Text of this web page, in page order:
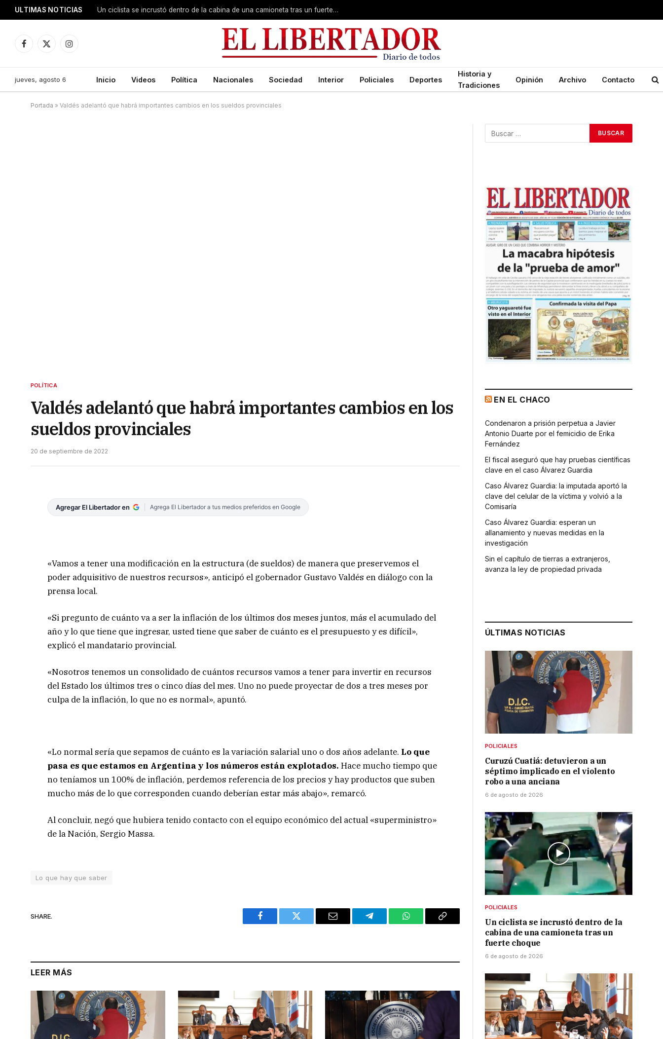
ULTIMAS NOTICIAS Un ciclista se incrustó dentro de la cabina de una camioneta tras un fuerte choque
Facebook
X
Instagram
jueves, agosto 6 Inicio Videos Política Nacionales Sociedad Interior Policiales Deportes
Historia y
Tradiciones
Opinión Archivo Contacto
Portada » Valdés adelantó que habrá importantes cambios en los sueldos provinciales
POLÍTICA
Valdés adelantó que habrá importantes cambios en los
sueldos provinciales
20 de septiembre de 2022
Agregar El Libertador en Agrega El Libertador a tus medios preferidos en Google
«Vamos a tener una modificación en la estructura (de sueldos) de manera que preservemos el
poder adquisitivo de nuestros recursos», anticipó el gobernador Gustavo Valdés en diálogo con la
prensa local.
«Si pregunto de cuánto va a ser la inflación de los últimos dos meses juntos, más el acumulado del
año y lo que tiene que ingresar, usted tiene que saber de cuánto es el presupuesto y es difícil»,
explicó el mandatario provincial.
«Nosotros tenemos un consolidado de cuántos recursos vamos a tener para invertir en recursos
del Estado los últimos tres o cinco días del mes. Uno no puede proyectar de dos a tres meses por
culpa de la inflación, lo que no es normal», apuntó.
«Lo normal sería que sepamos de cuánto es la variación salarial uno o dos años adelante. Lo que
pasa es que estamos en Argentina y los números están explotados. Hace mucho tiempo que
no teníamos un 100% de inflación, perdemos referencia de los precios y hay productos que suben
mucho más de lo que corresponden cuando deberían estar más abajo», remarcó.
Al concluir, negó que hubiera tenido contacto con el equipo económico del actual «superministro»
de la Nación, Sergio Massa.
Lo que hay que saber
SHARE.
Facebook Twitter Email Telegram WhatsAppCopy
LEER MÁS
EN EL CHACO
Condenaron a prisión perpetua a Javier
Antonio Duarte por el femicidio de Erika
Fernández
El fiscal aseguró que hay pruebas científicas
clave en el caso Álvarez Guardia
Caso Álvarez Guardia: la imputada aportó la
clave del celular de la víctima y volvió a la
Comisaría
Caso Álvarez Guardia: esperan un
allanamiento y nuevas medidas en la
investigación
Sin el capítulo de tierras a extranjeros,
avanza la ley de propiedad privada
ÚLTIMAS NOTICIAS
POLICIALES
Curuzú Cuatiá: detuvieron a un
séptimo implicado en el violento
robo a una anciana
6 de agosto de 2026
POLICIALES
Un ciclista se incrustó dentro de la
cabina de una camioneta tras un
fuerte choque
6 de agosto de 2026